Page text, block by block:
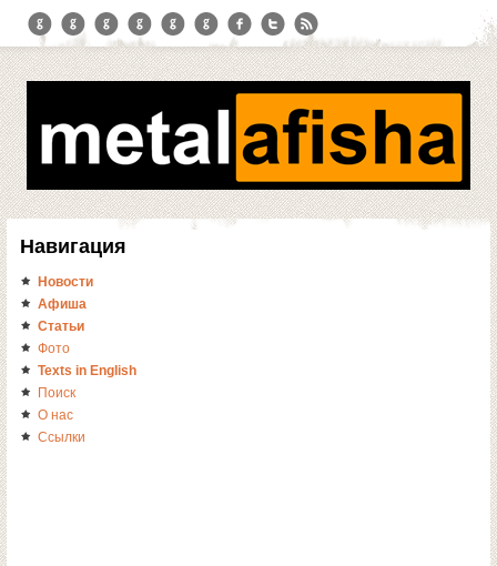
Навигация
Новости
Афиша
Статьи
Фото
Texts in English
Поиск
О нас
Ссылки